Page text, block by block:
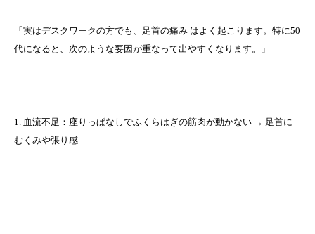
「実はデスクワークの方でも、足首の痛み はよく起こります。特に50
代になると、次のような要因が重なって出やすくなります。」
1. 血流不足：座りっぱなしでふくらはぎの筋肉が動かない → 足首に
むくみや張り感